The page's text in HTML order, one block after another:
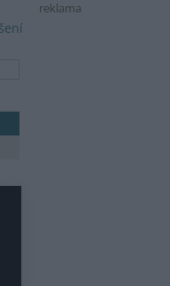
reklama